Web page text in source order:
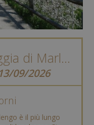
Il Sentiero della Roggia di Marlengo
09/2026
è il più lungo